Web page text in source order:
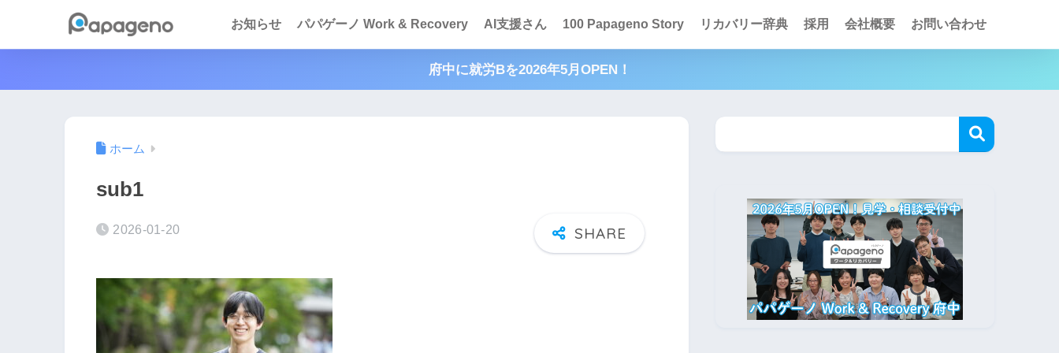
お知らせ パパゲーノ Work & Recovery AI支援さん 100 Papageno Story リカバリー辞典 採用 会社概要 お問い合わせ
府中に就労Bを2026年5月OPEN！
ホーム
sub1
2026-01-20